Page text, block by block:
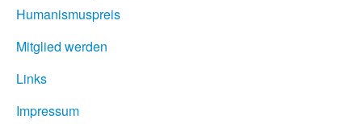
Humanismuspreis
Mitglied werden
Links
Impressum